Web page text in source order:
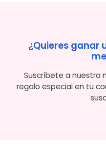
¿Quieres ganar
Suscríbete a nuestra
regalo especial en tu